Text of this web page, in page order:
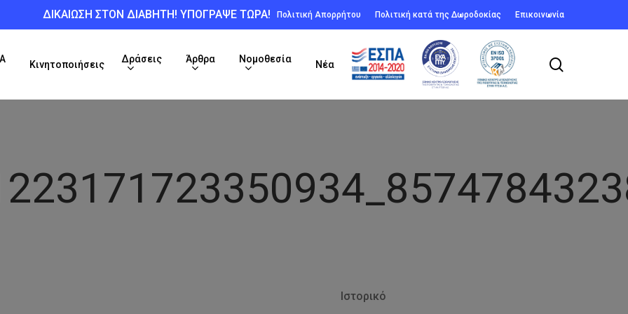
ΔΙΚΑΙΩΣΗ ΣΤΟΝ ΔΙΑΒΗΤΗ! ΥΠΟΓΡΑΨΕ ΤΩΡΑ! Πολιτική Απορρήτου Πολιτική κατά της Δωροδοκίας Επικοινωνία
Κινητοποιήσεις
Δράσεις Άρθρα Νομοθεσία
Νέα
Ιστορικό